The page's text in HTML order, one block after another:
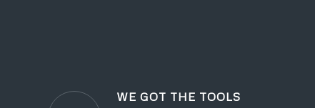
WE GOT THE TOOLS